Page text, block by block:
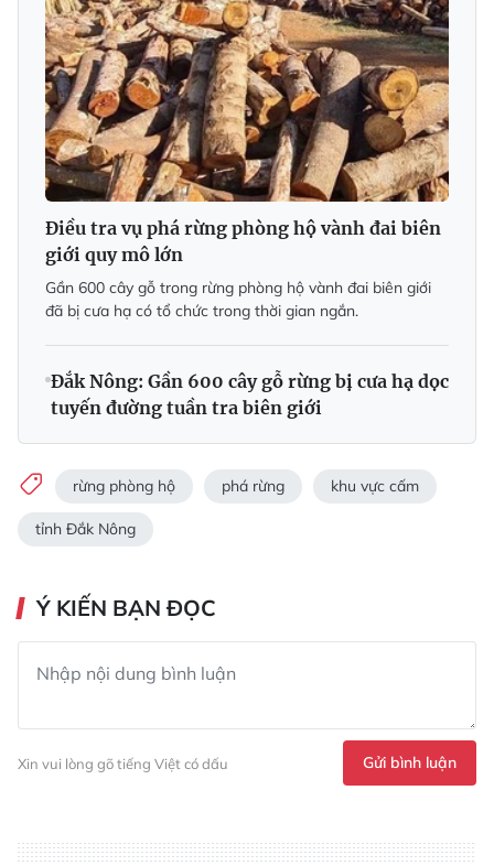
Điều tra vụ phá rừng phòng hộ vành đai biên
giới quy mô lớn
Gần 600 cây gỗ trong rừng phòng hộ vành đai biên giới
đã bị cưa hạ có tổ chức trong thời gian ngắn.
Đắk Nông: Gần 600 cây gỗ rừng bị cưa hạ dọc
tuyến đường tuần tra biên giới
rừng phòng hộ phá rừng khu vực cấm
tỉnh Đắk Nông
Ý KIẾN BẠN ĐỌC
Xin vui lòng gõ tiếng Việt có dấu Gửi bình luận